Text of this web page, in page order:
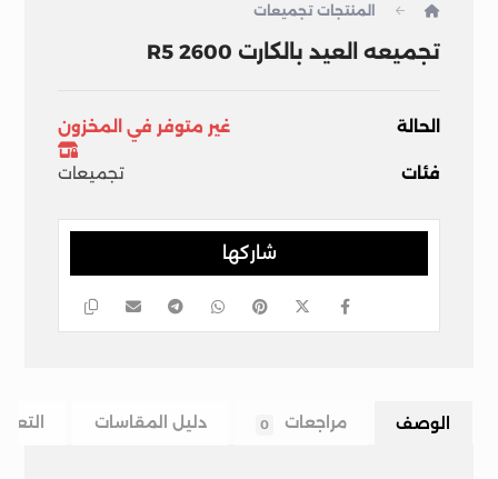
المنتجات تجميعات
تجميعه العيد بالكارت R5 2600
الحالة غير متوفر في المخزون
فئات تجميعات
الوصف مراجعات 0 دليل المقاسات